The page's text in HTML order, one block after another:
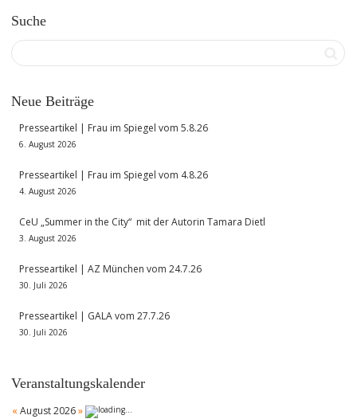
Suche
Neue Beiträge
Presseartikel | Frau im Spiegel vom 5.8.26
6. August 2026
Presseartikel | Frau im Spiegel vom 4.8.26
4. August 2026
CeU „Summer in the City“ mit der Autorin Tamara Dietl
3. August 2026
Presseartikel | AZ München vom 24.7.26
30. Juli 2026
Presseartikel | GALA vom 27.7.26
30. Juli 2026
Veranstaltungskalender
« August 2026»